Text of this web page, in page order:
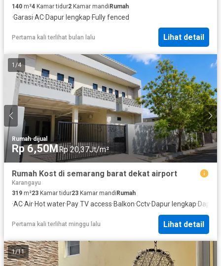
140 m²4 Kamar tidur2 Kamar mandiRumah
·Garasi·AC·Dapur lengkap·Fully fenced
Pertama kali terlihat bulan lalu Lihat detail
1 /4
Rumah·dijual
Rp 6,50MRp 20,37Jt/m²
Rumah Kost di semarang barat dekat airport
Karangayu
319 m²23 Kamar tidur23 Kamar mandi Rumah
·AC·Air·Hot water·Pay TV access·Balkon·Cctv·Dapur lengkap·Dapur
Pertama kali terlihat minggu lalu Lihat detail
1/11